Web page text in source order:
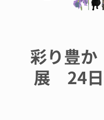
彩り豊
展 24日